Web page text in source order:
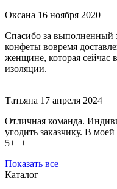
Оксана 16 ноября 2020
Спасибо за выполненный
конфеты вовремя
женщине, которая сейчас
изоляции.
Татьяна 17 апреля 2024
Отличная команда.
угодить заказчику. В
5+++
Показать все
Каталог